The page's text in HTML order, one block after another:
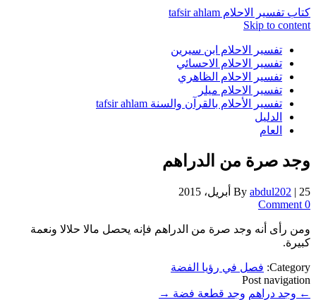
كتاب تفسير الاحلام tafsir ahlam
Skip to content
تفسير الاحلام ابن سيرين
تفسير الاحلام الاحسائي
تفسير الاحلام الظاهري
تفسير الاحلام ميلر
تفسير الأحلام بالقرآن والسنة tafsir ahlam
الدليل
العام
وجد صرة من الدراهم
By abdul202 | 25 أبريل، 2015
0 Comment
ومن رأى أنه وجد صرة من الدراهم فإنه يحصل مالا حلالا ونعمة
كبيرة.
Category: فصل في رؤيا الفضة
Post navigation
← وجد دراهم وجد قطعة فضة →